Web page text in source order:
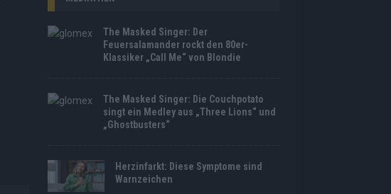
The Masked Singer: Der
Feuersalamander rockt den 80er-
Klassiker „Call Me“ von Blondie
The Masked Singer: Die Couchpotato
singt ein Medley aus „Three Lions“ und
„Ghostbusters“
Herzinfarkt: Diese Symptome sind
Warnzeichen